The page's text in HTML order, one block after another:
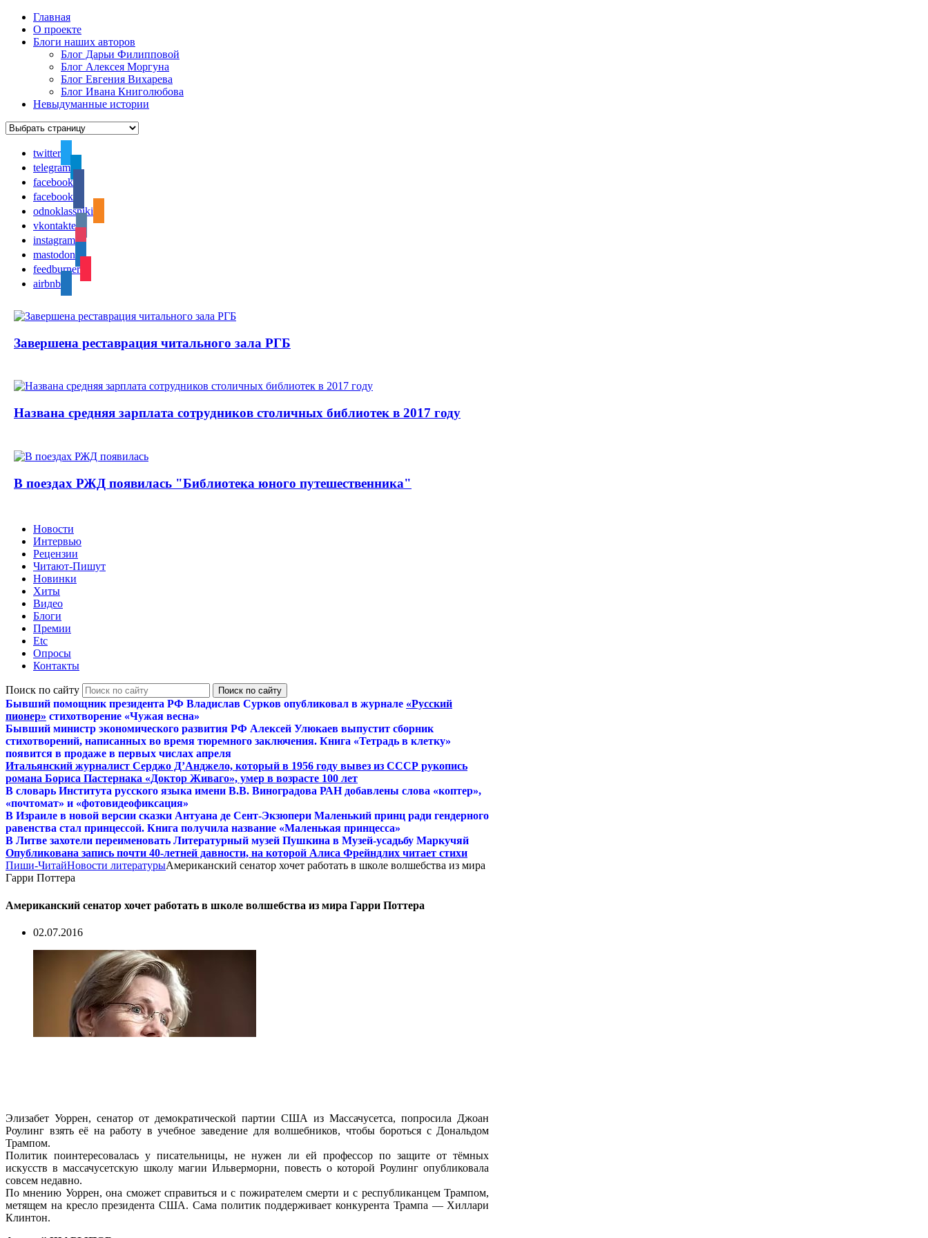
Главная
О проекте
Блоги наших авторов
Блог Дарьи Филипповой
Блог Алексея Моргуна
Блог Евгения Вихарева
Блог Ивана Книголюбова
Невыдуманные истории
twitter
telegram
facebook
facebook
odnoklassniki
vkontakte
instagram
mastodon
feedburner
airbnb
Завершена реставрация читального зала РГБ
Названа средняя зарплата сотрудников столичных библиотек в 2017 году
В поездах РЖД появилась "Библиотека юного путешественника"
Новости
Интервью
Рецензии
Читают-Пишут
Новинки
Хиты
Видео
Блоги
Премии
Etc
Опросы
Контакты
Поиск по сайту
Бывший помощник президента РФ Владислав Сурков опубликовал в журнале «Русский
пионер» стихотворение «Чужая весна»
Бывший министр экономического развития РФ Алексей Улюкаев выпустит сборник
стихотворений, написанных во время тюремного заключения. Книга «Тетрадь в клетку»
появится в продаже в первых числах апреля
Итальянский журналист Серджо Д’Анджело, который в 1956 году вывез из СССР рукопись
романа Бориса Пастернака «Доктор Живаго», умер в возрасте 100 лет
В словарь Института русского языка имени В.В. Виноградова РАН добавлены слова «коптер»,
«почтомат» и «фотовидеофиксация»
В Израиле в новой версии сказки Антуана де Сент-Экзюпери Маленький принц ради гендерного
равенства стал принцессой. Книга получила название «Маленькая принцесса»
В Литве захотели переименовать Литературный музей Пушкина в Музей-усадьбу Маркучяй
Опубликована запись почти 40-летней давности, на которой Алиса Фрейндлих читает стихи
Пиши-ЧитайНовости литературыАмериканский сенатор хочет работать в школе волшебства из мира
Гарри Поттера
Американский сенатор хочет работать в школе волшебства из мира Гарри Поттера
02.07.2016
Элизабет Уоррен, сенатор от демократической партии США из Массачусетса, попросила Джоан
Роулинг взять её на работу в учебное заведение для волшебников, чтобы бороться с Дональдом
Трампом.
Политик поинтересовалась у писательницы, не нужен ли ей профессор по защите от тёмных
искусств в массачусетскую школу магии Ильверморни, повесть о которой Роулинг опубликовала
совсем недавно.
По мнению Уоррен, она сможет справиться и с пожирателем смерти и с республиканцем Трампом,
метящем на кресло президента США. Сама политик поддерживает конкурента Трампа — Хиллари
Клинтон.